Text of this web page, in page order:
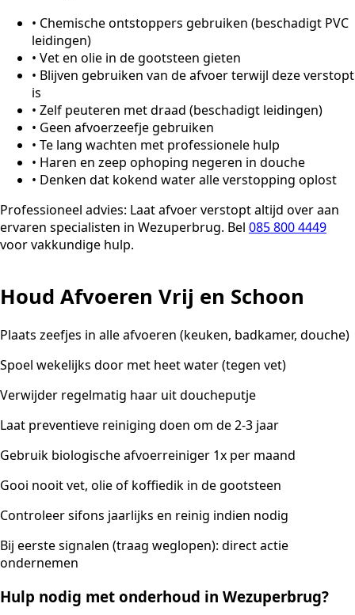
• Chemische ontstoppers gebruiken (beschadigt PVC
leidingen)
• Vet en olie in de gootsteen gieten
• Blijven gebruiken van de afvoer terwijl deze verstopt
is
• Zelf peuteren met draad (beschadigt leidingen)
• Geen afvoerzeefje gebruiken
• Te lang wachten met professionele hulp
• Haren en zeep ophoping negeren in douche
• Denken dat kokend water alle verstopping oplost
Professioneel advies: Laat afvoer verstopt altijd over aan
ervaren specialisten in Wezuperbrug. Bel 085 800 4449
voor vakkundige hulp.
Houd Afvoeren Vrij en Schoon
Plaats zeefjes in alle afvoeren (keuken, badkamer, douche)
Spoel wekelijks door met heet water (tegen vet)
Verwijder regelmatig haar uit doucheputje
Laat preventieve reiniging doen om de 2-3 jaar
Gebruik biologische afvoerreiniger 1x per maand
Gooi nooit vet, olie of koffiedik in de gootsteen
Controleer sifons jaarlijks en reinig indien nodig
Bij eerste signalen (traag weglopen): direct actie
ondernemen
Hulp nodig met onderhoud in Wezuperbrug?